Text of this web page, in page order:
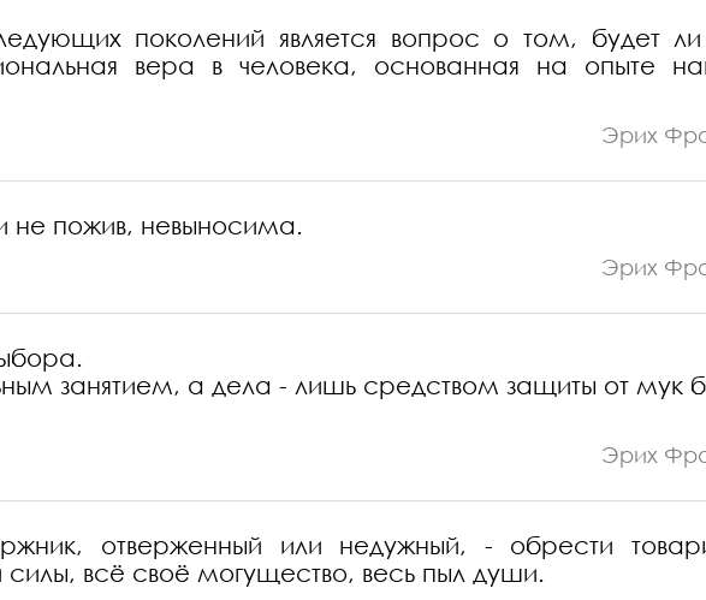
поколений является вопрос о том, будет
вера в человека, основанная на опыте
Эрих
не пожив, невыносима.
Эрих
занятием, а дела - лишь средством защиты от мук
Эрих
отверженный или недужный, - обрести
силы, всё своё могущество, весь пыл души.